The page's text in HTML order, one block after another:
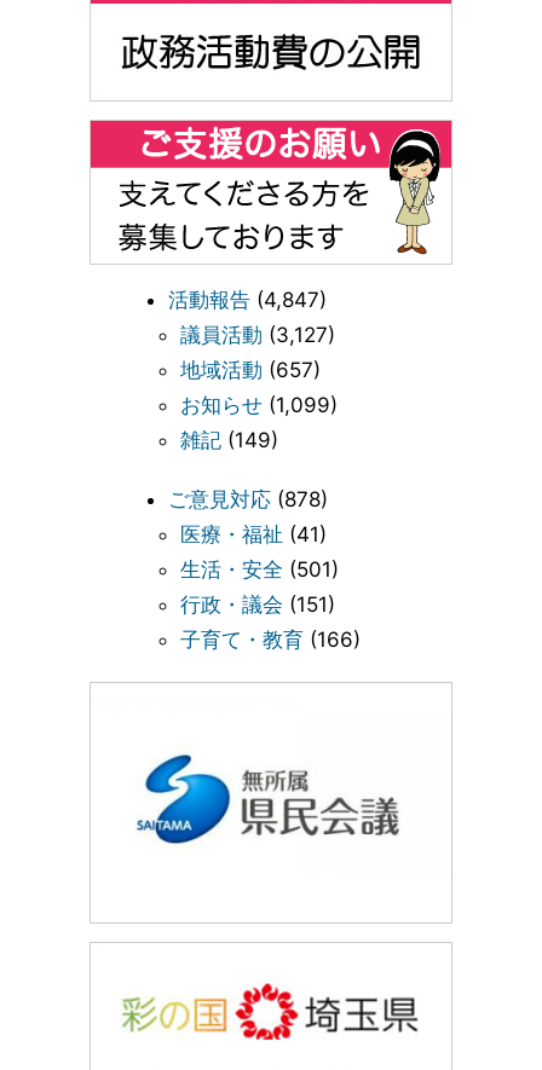
活動報告 (4,847)
議員活動 (3,127)
地域活動 (657)
お知らせ (1,099)
雑記 (149)
ご意見対応 (878)
医療・福祉 (41)
生活・安全 (501)
行政・議会 (151)
子育て・教育 (166)